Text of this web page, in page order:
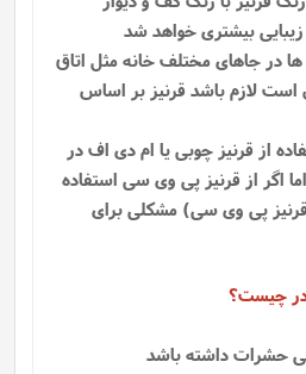
بیشتری خواهد شد
ها در جاهای مختلف خانه مثل اتاق
لازم باشد قرنیز بر اساس
از قرنیز چوبی یا ام دی اف در
اگر از قرنیز پی وی سی استفاده
پی وی سی) مشکلی برای
چیست؟